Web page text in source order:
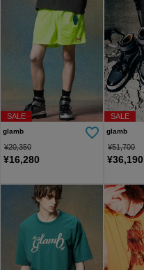
SALE
glamb
¥20,350
¥16,280
SALE
glamb
¥51,700
¥36,190